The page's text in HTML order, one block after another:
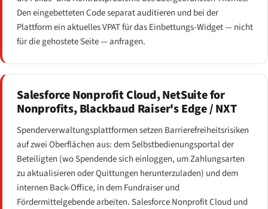
Den eingebetteten Code separat auditieren und bei der
Plattform ein aktuelles VPAT für das Einbettungs-Widget — nicht
für die gehostete Seite — anfragen.
Salesforce Nonprofit Cloud, NetSuite for
Nonprofits, Blackbaud Raiser's Edge / NXT
Spenderverwaltungsplattformen setzen Barrierefreiheitsrisiken
auf zwei Oberflächen aus: dem Selbstbedienungsportal der
Beteiligten (wo Spendende sich einloggen, um Zahlungsarten
zu aktualisieren oder Quittungen herunterzuladen) und dem
internen Back-Office, in dem Fundraiser und
Fördermittelgebende arbeiten. Salesforce Nonprofit Cloud und